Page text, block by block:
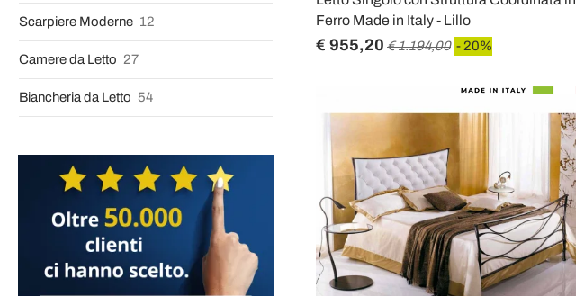
Scarpiere Moderne 12
Camere da Letto 27
Biancheria da Letto 54
Ferro Made in Italy - Lillo
€ 955,20 € 1.194,00 - 20%